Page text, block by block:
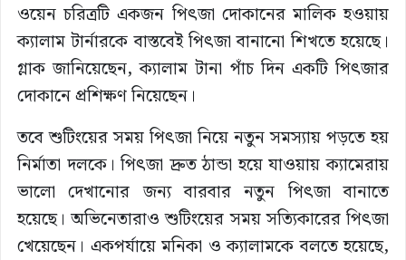
ওয়েন চরিত্রটি একজন পিৎজা দোকানের মালিক হওয়ায়
ক্যালাম টার্নারকে বাস্তবেই পিৎজা বানানো শিখতে হয়েছে।
গ্লাক জানিয়েছেন, ক্যালাম টানা পাঁচ দিন একটি পিৎজার
দোকানে প্রশিক্ষণ নিয়েছেন।
তবে শুটিংয়ের সময় পিৎজা নিয়ে নতুন সমস্যায় পড়তে হয়
নির্মাতা দলকে। পিৎজা দ্রুত ঠান্ডা হয়ে যাওয়ায় ক্যামেরায়
ভালো দেখানোর জন্য বারবার নতুন পিৎজা বানাতে
হয়েছে। অভিনেতারাও শুটিংয়ের সময় সত্যিকারের পিৎজা
খেয়েছেন। একপর্যায়ে মনিকা ও ক্যালামকে বলতে হয়েছে,